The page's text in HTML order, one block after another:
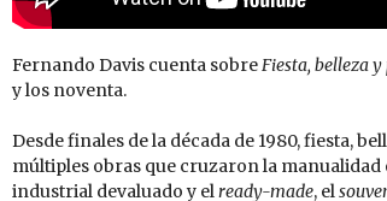
Fernando Davis cuenta sobreFiesta, belleza
y los noventa.
Desde finales de la década de 1980, fiesta,
múltiples obras que cruzaron la
industrial devaluado y elready-made, el